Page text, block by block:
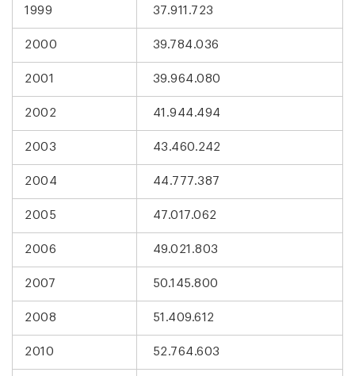
1999 37.911.723
2000 39.784.036
2001 39.964.080
2002 41.944.494
2003 43.460.242
2004 44.777.387
2005 47.017.062
2006 49.021.803
2007 50.145.800
2008 51.409.612
2010 52.764.603